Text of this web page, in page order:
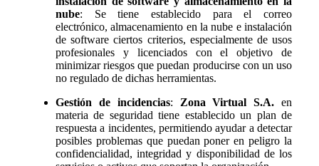
nube: Se tiene establecido para el correo
electrónico, almacenamiento en la nube e instalación
de software ciertos criterios, especialmente de usos
profesionales y licenciados con el objetivo de
minimizar riesgos que puedan producirse con un uso
no regulado de dichas herramientas.
Gestión de incidencias: Zona Virtual S.A. en
materia de seguridad tiene establecido un plan de
respuesta a incidentes, permitiendo ayudar a detectar
posibles problemas que puedan poner en peligro la
confidencialidad, integridad y disponibilidad de los